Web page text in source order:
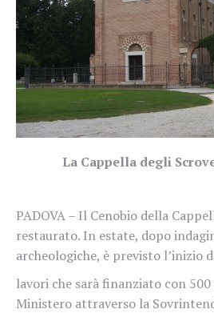
La Cappella degli
PADOVA – Il Cenobio della
restaurato. In estate, dopo
archeologiche, è previsto l’inizio
lavori che sarà finanziato con
Ministero attraverso la